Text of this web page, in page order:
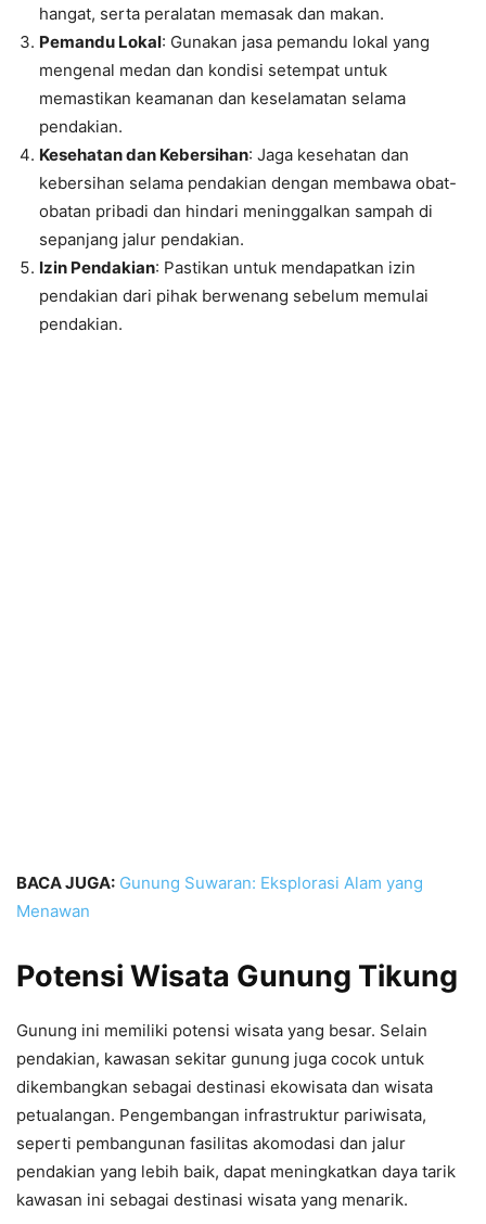
hangat, serta peralatan memasak dan makan.
Pemandu Lokal: Gunakan jasa pemandu lokal yang
mengenal medan dan kondisi setempat untuk
memastikan keamanan dan keselamatan selama
pendakian.
Kesehatan dan Kebersihan: Jaga kesehatan dan
kebersihan selama pendakian dengan membawa obat-
obatan pribadi dan hindari meninggalkan sampah di
sepanjang jalur pendakian.
Izin Pendakian: Pastikan untuk mendapatkan izin
pendakian dari pihak berwenang sebelum memulai
pendakian.
BACA JUGA: Gunung Suwaran: Eksplorasi Alam yang
Menawan
Potensi Wisata Gunung Tikung
Gunung ini memiliki potensi wisata yang besar. Selain
pendakian, kawasan sekitar gunung juga cocok untuk
dikembangkan sebagai destinasi ekowisata dan wisata
petualangan. Pengembangan infrastruktur pariwisata,
seperti pembangunan fasilitas akomodasi dan jalur
pendakian yang lebih baik, dapat meningkatkan daya tarik
kawasan ini sebagai destinasi wisata yang menarik.